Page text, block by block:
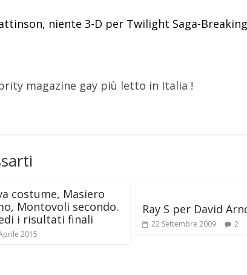
niente 3-D per Twilight Saga-
magazine gay più letto in Italia !
costume, Masiero
Montovoli secondo.
i risultati finali
2015
Ray S per David
22 Settembre 2009 2